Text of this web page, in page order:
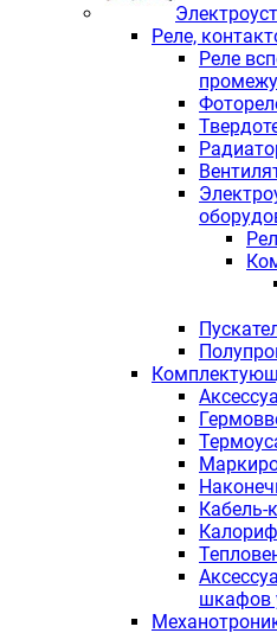
Реле,
Реле
Кабель-
шкафов